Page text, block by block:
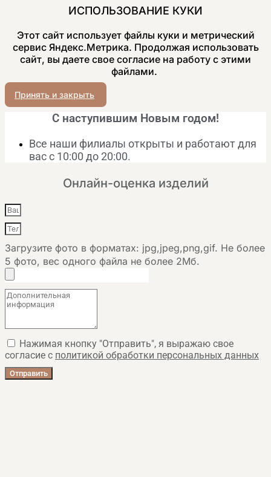
ИСПОЛЬЗОВАНИЕ КУКИ
Этот сайт использует файлы куки и метрический
сервис Яндекс.Метрика. Продолжая использовать
сайт, вы даете свое согласие на работу с этими
файлами.
Принять и закрыть
С наступившим Новым годом!
Все наши филиалы открыты и работают для
вас с 10:00 до 20:00.
Онлайн-оценка изделий
Загрузите фото в форматах: jpg,jpeg,png,gif. Не более
5 фото, вес одного файла не более 2Мб.
Нажимая кнопку "Отправить", я выражаю свое
согласие с политикой обработки персональных данных
Отправить